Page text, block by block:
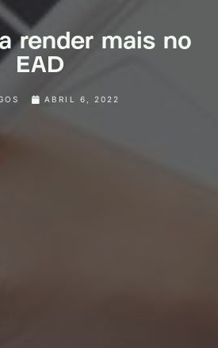
render mais no
EAD
ABRIL 6, 2022